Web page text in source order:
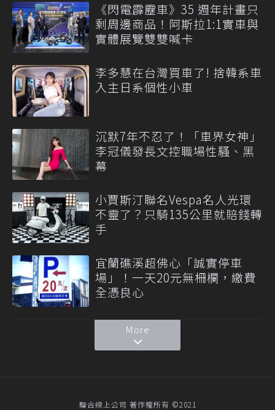
《閃電霹靂車》35 週年計畫只
剩周邊商品！阿斯拉1:1實車與
實體展覽雙雙喊卡
李多慧在台灣買車了! 捨韓系車
入主日系個性小車
沉默7年不忍了！「車界女神」
李冠儀發長文控職場性騷、黑
幕
小賈斯汀聯名Vespa名人光環
不靈了？只騎135公里就賠錢轉
手
宜蘭礁溪超佛心「誠實停車
場」！一天20元無柵欄，繳費
全憑良心
More
聯合線上公司 著作權所有 ©2021